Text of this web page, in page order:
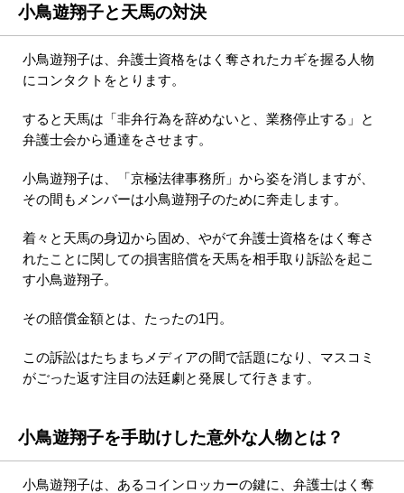
小鳥遊翔子と天馬の対決
小鳥遊翔子は、弁護士資格をはく奪されたカギを握る人物
にコンタクトをとります。
すると天馬は「非弁行為を辞めないと、業務停止する」と
弁護士会から通達をさせます。
小鳥遊翔子は、「京極法律事務所」から姿を消しますが、
その間もメンバーは小鳥遊翔子のために奔走します。
着々と天馬の身辺から固め、やがて弁護士資格をはく奪さ
れたことに関しての損害賠償を天馬を相手取り訴訟を起こ
す小鳥遊翔子。
その賠償金額とは、たったの1円。
この訴訟はたちまちメディアの間で話題になり、マスコミ
がごった返す注目の法廷劇と発展して行きます。
小鳥遊翔子を手助けした意外な人物とは？
小鳥遊翔子は、あるコインロッカーの鍵に、弁護士はく奪